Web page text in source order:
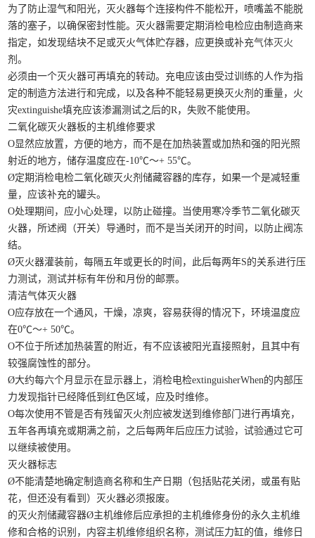
为了防止湿气和阳光，灭火器每个连接构件不能松开，喷嘴盖不能脱
落的塞子，以确保密封性能。灭火器需要定期消检电检应由制造商来
指定，如发现结块不足或灭火气体贮存器，应更换或补充气体灭火
剂。
必须由一个灭火器可再填充的转动。充电应该由受过训练的人作为指
定的制造方法进行和完成，以及各种不能轻易更换灭火剂的重量，火
灾extinguishe填充应该渗漏测试之后的R，失败不能使用。
二氧化碳灭火器板的主机维修要求
O显然应放置，方便的地方，而不是在加热装置或加热和强的阳光照
射近的地方，储存温度应在-10℃〜+ 55℃。
Ø定期消检电检二氧化碳灭火剂储藏容器的库存，如果一个是减轻重
量，应该补充的罐头。
O处理期间，应小心处理，以防止碰撞。当使用寒冷季节二氧化碳灭
火器，所述阀（开关）导通时，而不是当关闭开的时间，以防止阀冻
结。
Ø灭火器灌装前，每隔五年或更长的时间，此后每两年S的关系进行压
力测试，测试并标有年份和月份的邮票。
清洁气体灭火器
O应存放在一个通风，干燥，凉爽，容易获得的情况下，环境温度应
在0℃〜+ 50℃。
O不位于所述加热装置的附近，有不应该被阳光直接照射，且其中有
较强腐蚀性的部分。
Ø大约每六个月显示在显示器上，消检电检extinguisherWhen的内部压
力发现指针已经降低到红色区域，应及时维修。
O每次使用不管是否有残留灭火剂应被发送到维修部门进行再填充，
五年各再填充或期满之前，之后每两年后应压力试验，试验通过它可
以继续被使用。
灭火器标志
Ø不能清楚地确定制造商名称和生产日期（包括贴花关闭，或虽有贴
花，但还没有看到）灭火器必须报废。
的灭火剂储藏容器Ø主机维修后应承担的主机维修身份的永久主机维
修和合格的识别，内容主机维修组织名称，测试压力缸的值，维修日